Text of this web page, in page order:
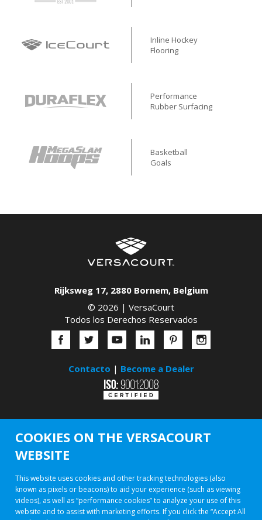
Inline Hockey
Flooring
Performance
Rubber Surfacing
Basketball
Goals
Rijksweg 17, 2880 Bornem, Belgium
© 2026 | VersaCourt
Todos los Derechos Reservados
Contacto | Become a Dealer
COOKIES ON THE VERSACOURT
WEBSITE
This website uses cookies and other tracking technologies (also
known as pixels or beacons) to aid your experience (such as viewing
videos), as well as “performance cookies” to analyze your use of this
website and to assist with marketing efforts. If you click the “Accept All